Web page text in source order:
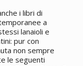
i libri di
a
lanaioli e
pur con
non sempre
le seguenti